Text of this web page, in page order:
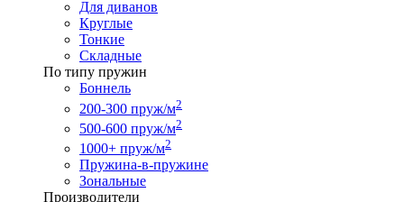
Для диванов
Круглые
Тонкие
Складные
По типу пружин
Боннель
200-300 пруж/м2
500-600 пруж/м2
1000+ пруж/м2
Пружина-в-пружине
Зональные
Производители